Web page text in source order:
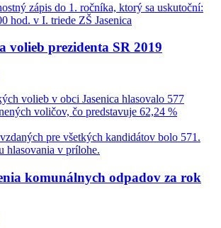
zápis do 1. ročníka, ktorý sa uskutoční:
hod. v I. triede ZŠ Jasenica
volieb prezidenta SR 2019
volieb v obci Jasenica hlasovalo 577
voličov, čo predstavuje 62,24 %
pre všetkých kandidátov bolo 571.
hlasovania v prílohe.
komunálnych odpadov za rok